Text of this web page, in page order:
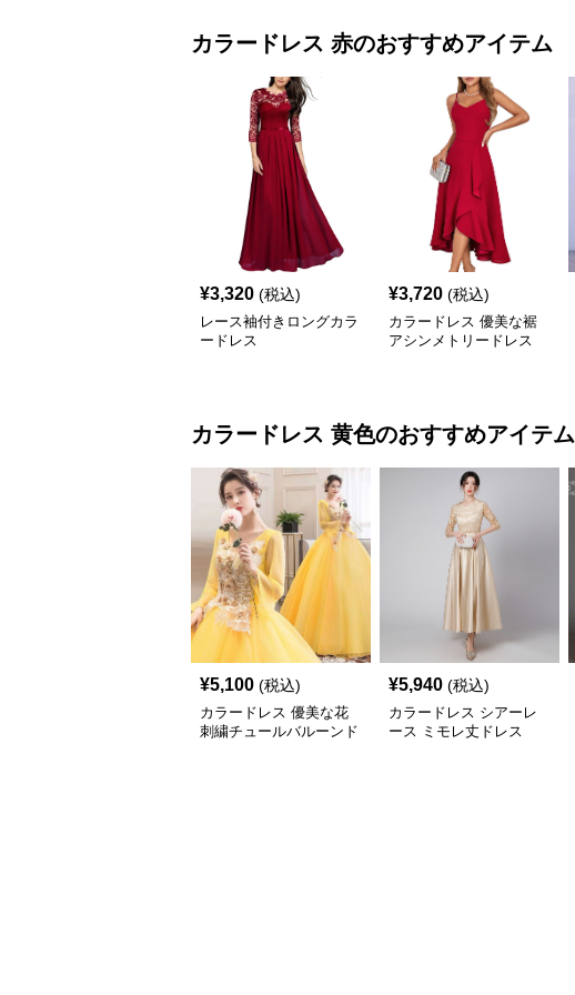
カラードレス 赤のおすすめアイテム
¥3,320 (税込)
レース袖付きロングカラ
ードレス
¥3,720 (税込)
カラードレス 優美な裾
アシンメトリードレス
カラードレス 黄色のおすすめアイテム
¥5,100 (税込)
カラードレス 優美な花
刺繍チュールバルーンド
¥5,940 (税込)
カラードレス シアーレ
ース ミモレ丈ドレス